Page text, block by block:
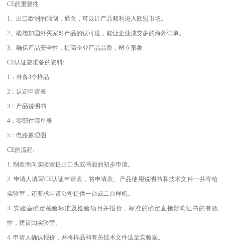
CE的重要性
1、出口欧洲的强制，通关，可以让产品顺利进入欧盟市场。
2、能增加国外买家对产品的认可度，能让企业成交多的海外订单。
3、确保产品安全性，提高企业产品品质，树立形象
CE认证要准备的资料:
1：准备3个样品
2：认证申请表
3：产品说明书
4：零部件清单表
5：电路原理图
CE的流程:
1. 制造商向实验室提出口头或书面的初步申请。
2. 申请人填写CE认证申请表，将申请表、产品使用说明书和技术文件一并寄给
实验室，还要求申请公司提供一台或二台样机。
3. 实验室确定检验标准及检验项目并报价，标准的确定直接影响证书的有效
性，建议由实验室。
4. 申请人确认报价，并将样品和有关技术文件送至实验室。